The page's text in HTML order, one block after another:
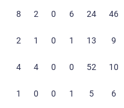
8 2 0 6 24 46
2 1 0 1 13 9
4 4 0 0 52 10
1 0 0 1 5 6